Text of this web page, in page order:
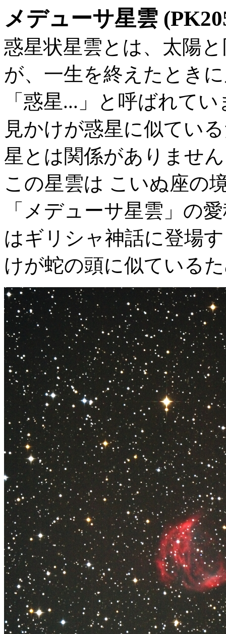
メデューサ星雲
惑星状星雲とは、太陽
が、一生を終えたとき
「惑星...」と呼ばれて
見かけが惑星に似てい
星とは関係がありませ
この星雲は こいぬ座の
「メデューサ星雲」の
はギリシャ神話に登場
けが蛇の頭に似ている